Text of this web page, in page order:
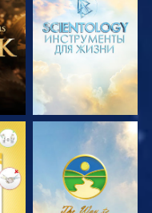
СМОТРЕТЬ
ПЕРЕДАЧИ
СМОТРЕТЬ